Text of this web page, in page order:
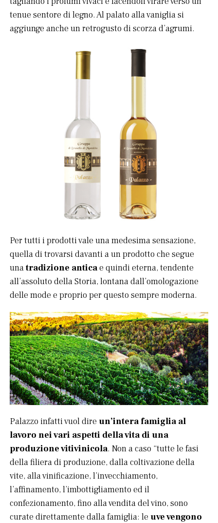
tenue sentore di legno. Al palato alla vaniglia si
aggiunge anche un retrogusto di scorza d’agrumi.
Per tutti i prodotti vale una medesima sensazione,
quella di trovarsi davanti a un prodotto che segue
unatradizione anticae quindi eterna, tendente
all’assoluto della Storia, lontana dall’omologazione
delle mode e proprio per questo sempre moderna.
Palazzo infatti vuol dire un’intera famiglia al
lavoro nei vari aspetti della vita di una
produzione vitivinicola. Non a caso “tutte le fasi
della filiera di produzione, dalla coltivazione della
vite, alla vinificazione, l’invecchiamento,
l’affinamento, l’imbottigliamento ed il
confezionamento, fino alla vendita del vino, sono
curate direttamente dalla famiglia: le uve vengono